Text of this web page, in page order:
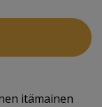
itämainen